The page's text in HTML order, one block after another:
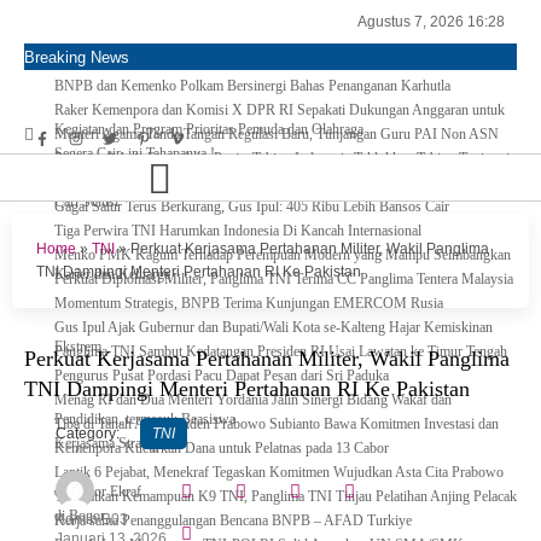
Agustus 7, 2026 16:28
Breaking News
BNPB dan Kemenko Polkam Bersinergi Bahas Penanganan Karhutla
Raker Kemenpora dan Komisi X DPR RI Sepakati Dukungan Anggaran untuk
Kegiatan dan Program Prioritas Pemuda dan Olahraga
Menteri Agama Tanda Tangan Regulasi Baru, Tunjangan Guru PAI Non ASN
Segera Cair, ini Tahapanya !
Pertama di Asia Enam Atlet Panjat Tebing Indonesia Taklukkan Tebing Tertinggi
Cari Solusi
Gagal Salur Terus Berkurang, Gus Ipul: 405 Ribu Lebih Bansos Cair
Tiga Perwira TNI Harumkan Indonesia Di Kancah Internasional
Menko PMK Kagum Terhadap Perempuan Modern yang Mampu Seimbangkan
Karier dan Keluarga
Perkuat Diplomasi Militer, Panglima TNI Terima CC Panglima Tentera Malaysia
Momentum Strategis, BNPB Terima Kunjungan EMERCOM Rusia
Gus Ipul Ajak Gubernur dan Bupati/Wali Kota se-Kalteng Hajar Kemiskinan
Ekstrem
Panglima TNI Sambut Kedatangan Presiden RI Usai Lawatan ke Timur Tengah
Pengurus Pusat Pordasi Pacu Dapat Pesan dari Sri Paduka
Menag RI dan Dua Menteri Yordania Jalin Sinergi Bidang Wakaf dan
Pendidikan, termasuk Beasiswa
Tiba di Tanah Air, Presiden Prabowo Subianto Bawa Komitmen Investasi dan
Kerjasama Strategis
Kemenpora Kucurkan Dana untuk Pelatnas pada 13 Cabor
Lantik 6 Pejabat, Menekraf Tegaskan Komitmen Wujudkan Asta Cita Prabowo
di Sektor Ekraf
Tingkatkan Kemampuan K9 TNI, Panglima TNI Tinjau Pelatihan Anjing Pelacak
di Bogor
Kerja sama Penanggulangan Bencana BNPB – AFAD Turkiye
Home»TNI»Perkuat Kerjasama Pertahanan Militer, Wakil Panglima
TNI Dampingi Menteri Pertahanan RI Ke Pakistan
Perkuat Kerjasama Pertahanan Militer, Wakil Panglima
TNI Dampingi Menteri Pertahanan RI Ke Pakistan
Category: TNI
Admin B03